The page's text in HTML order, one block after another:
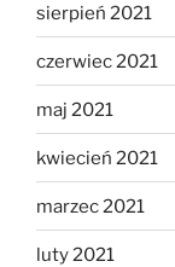
sierpień 2021
czerwiec 2021
maj 2021
kwiecień 2021
marzec 2021
luty 2021